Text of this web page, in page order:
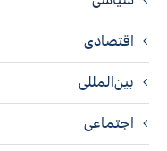
اقتصادی
بین‌المللی
اجتماعی